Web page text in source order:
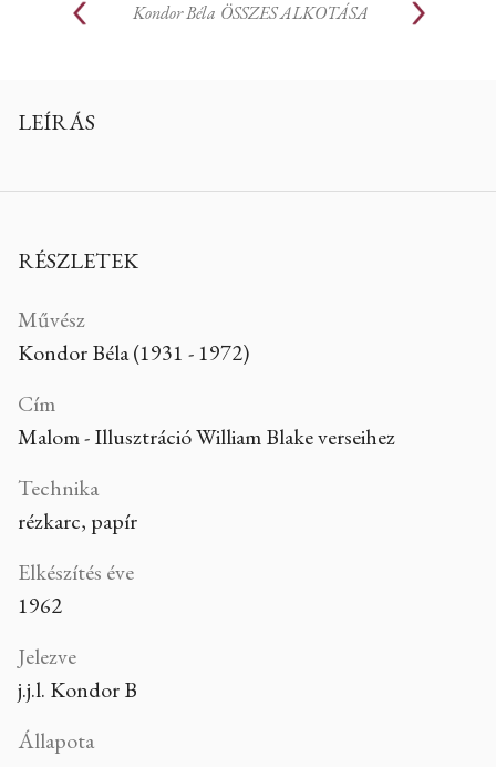
Kondor Béla ÖSSZES ALKOTÁSA
LEÍRÁS
RÉSZLETEK
Művész
Kondor Béla (1931 - 1972)
Cím
Malom - Illusztráció William Blake verseihez
Technika
rézkarc, papír
Elkészítés éve
1962
Jelezve
j.j.l. Kondor B
Állapota